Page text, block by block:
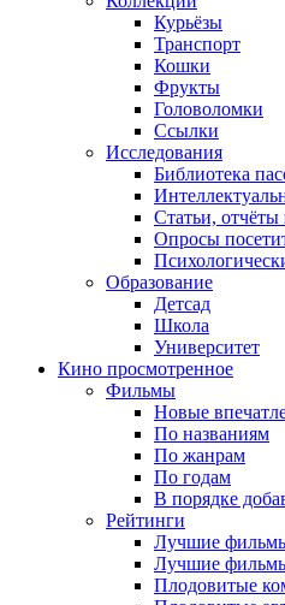
Курьёзы
Транспорт
Кошки
Фрукты
Головоломки
Ссылки
Исследования
Библиотека
Статьи, отчёты
Опросы
Образование
Детсад
Школа
Университет
Кино просмотренное
Фильмы
Новые
По названиям
По жанрам
По годам
В порядке
Рейтинги
Лучшие
Лучшие
Плодовитые